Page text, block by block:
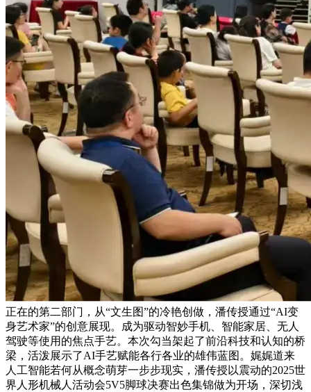
正在的第二部门，从“文生图”的冷艳创做，潘传授通过“AI变
身艺术家”的创意展现。成为驱动智妙手机、智能家居、无人
驾驶等使用的焦点手艺。本次勾当架起了前沿科技和认知的桥
梁，活泼展示了AI手艺赋能各行各业的雄伟蓝图。娓娓道来
人工智能若何从概念萌芽一步步现实，潘传授以震动的2025世
界人形机械人活动会5V5脚球决赛出色集锦做为开场，深切浅